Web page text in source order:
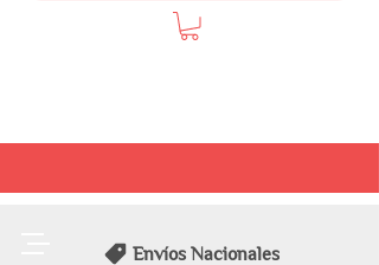
Envíos Nacionales